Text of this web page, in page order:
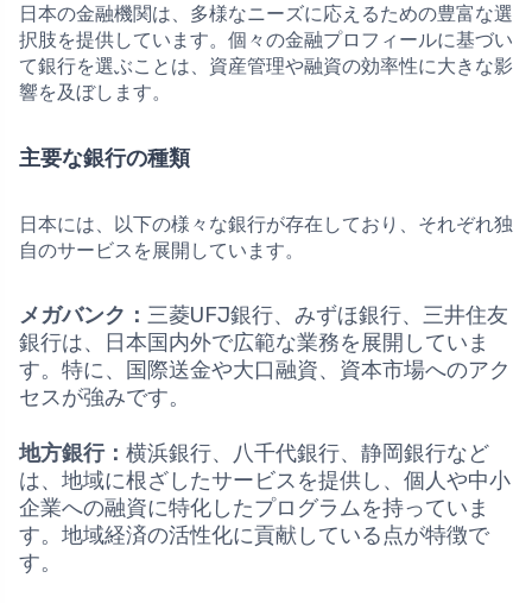
日本の金融機関は、多様なニーズに応えるための豊富な選
択肢を提供しています。個々の金融プロフィールに基づい
て銀行を選ぶことは、資産管理や融資の効率性に大きな影
響を及ぼします。
主要な銀行の種類
日本には、以下の様々な銀行が存在しており、それぞれ独
自のサービスを展開しています。
メガバンク： 三菱UFJ銀行、みずほ銀行、三井住友
銀行は、日本国内外で広範な業務を展開していま
す。特に、国際送金や大口融資、資本市場へのアク
セスが強みです。
地方銀行： 横浜銀行、八千代銀行、静岡銀行など
は、地域に根ざしたサービスを提供し、個人や中小
企業への融資に特化したプログラムを持っていま
す。地域経済の活性化に貢献している点が特徴で
す。